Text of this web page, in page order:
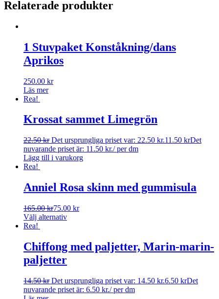
Relaterade produkter
1 Stuvpaket Konståkning/dans
Aprikos
250.00 kr
Läs mer
Rea!
Krossat sammet Limegrön
22.50kr Det ursprungliga priset var: 22.50 kr.11.50 krDet
nuvarande priset är: 11.50 kr./ per dm
Lägg till i varukorg
Rea!
Anniel Rosa skinn med gummisula
165.00kr75.00 kr
Välj alternativ
Rea!
Chiffong med paljetter, Marin-marin-
paljetter
14.50kr Det ursprungliga priset var: 14.50 kr.6.50 krDet
nuvarande priset är: 6.50 kr./ per dm